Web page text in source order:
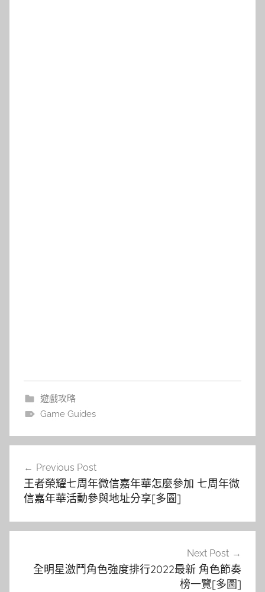
遊戲攻略
Game Guides
導
覽
Previous Post
王者榮耀七周年微信嘉年華怎麼參加 七周年微
信嘉年華活動參與地址分享[多圖]
Next Post
全明星激鬥角色強度排行2022最新 角色節奏
榜一覽[多圖]